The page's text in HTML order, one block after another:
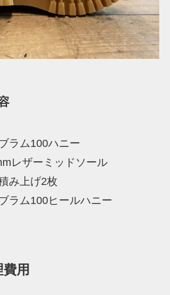
ラム100ハニー
レザーミッドソール
み上げ2枚
ラム100ヒールハニー
用